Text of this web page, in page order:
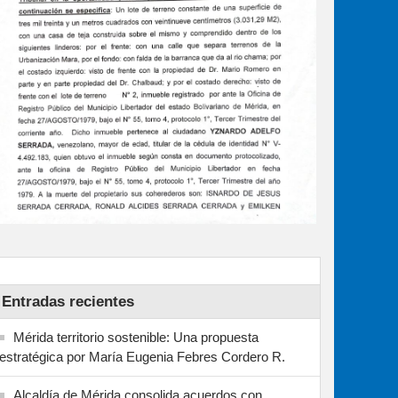
Entradas recientes
Mérida territorio sostenible: Una propuesta
estratégica por María Eugenia Febres Cordero R.
Alcaldía de Mérida consolida acuerdos con